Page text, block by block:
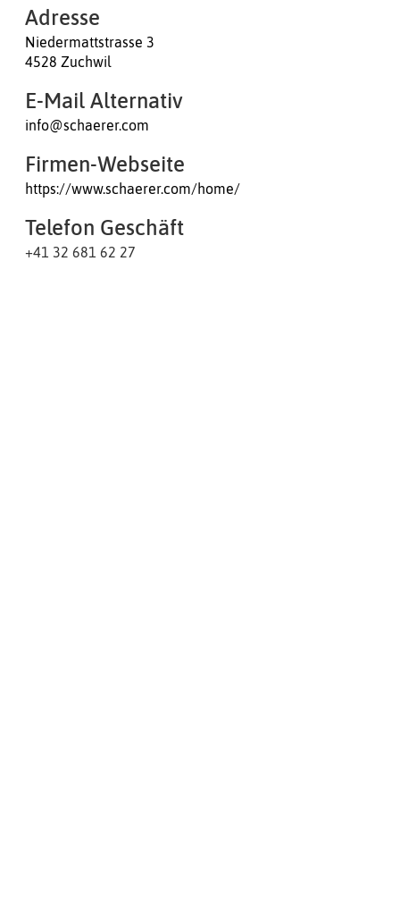
Adresse
Niedermattstrasse 3
4528 Zuchwil
E-Mail Alternativ
info@schaerer.com
Firmen-Webseite
https://www.schaerer.com/home/
Telefon Geschäft
+41 32 681 62 27